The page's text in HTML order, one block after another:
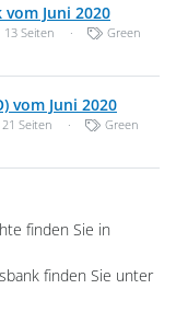
vom Juni 2020PDF,
13 Seiten · Kategorien:
Green
vom Juni 2020PDF, 1
21 Seiten · Kategorien:
Green
finden Sie in
finden Sie unter